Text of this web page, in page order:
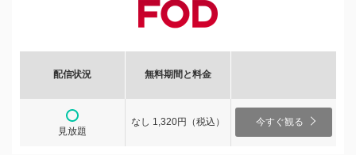
配信状況 無料期間と料金
見放題
なし 1,320円（税込） 今すぐ観る